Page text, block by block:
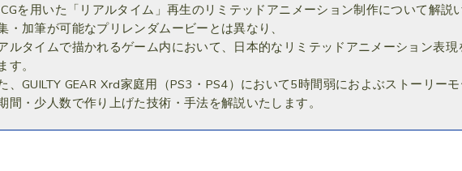
を用いた「リアルタイム」再生のリミテッドアニメーション制作について解説
・加筆が可能なプリレンダムービーとは異なり、
ルタイムで描かれるゲーム内において、日本的なリミテッドアニメーション表
す。
、GUILTY GEAR Xrd家庭用（PS3・PS4）において5時間弱におよぶストーリーモ
間・少人数で作り上げた技術・手法を解説いたします。